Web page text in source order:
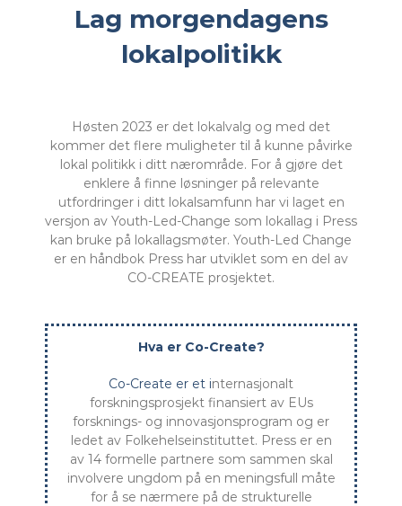
Lag morgendagens
lokalpolitikk
Høsten 2023 er det lokalvalg og med det
kommer det flere muligheter til å kunne påvirke
lokal politikk i ditt nærområde. For å gjøre det
enklere å finne løsninger på relevante
utfordringer i ditt lokalsamfunn har vi laget en
versjon av Youth-Led-Change som lokallag i Press
kan bruke på lokallagsmøter. Youth-Led Change
er en håndbok Press har utviklet som en del av
CO-CREATE prosjektet.
Hva er Co-Create?
Co-Create er et internasjonalt
forskningsprosjekt finansiert av EUs
forsknings- og innovasjonsprogram og er
ledet av Folkehelseinstituttet. Press er en
av 14 formelle partnere som sammen skal
involvere ungdom på en meningsfull måte
for å se nærmere på de strukturelle